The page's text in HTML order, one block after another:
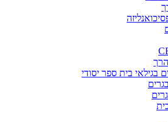
בגילאי בית ספר יסודי